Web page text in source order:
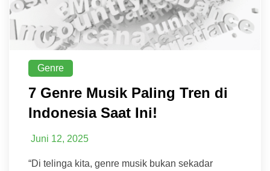
Genre
7 Genre Musik Paling Tren di
Indonesia Saat Ini!
Juni 12, 2025
“Di telinga kita, genre musik bukan sekadar